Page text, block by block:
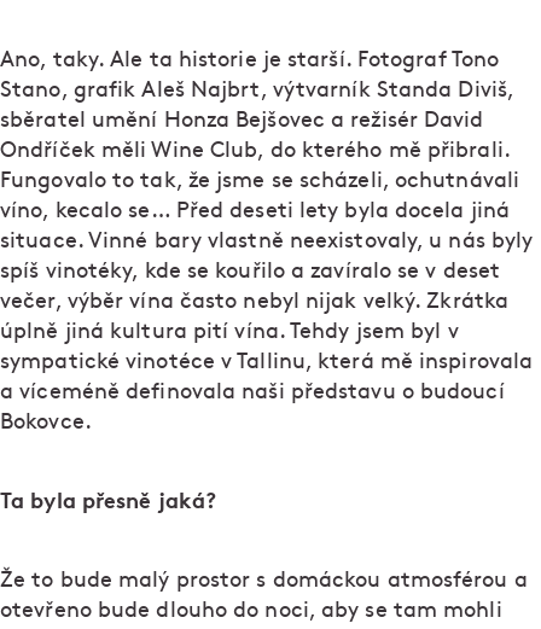
Ano, taky. Ale ta historie je starší. Fotograf Tono
Stano, grafik Aleš Najbrt, výtvarník Standa Diviš,
sběratel umění Honza Bejšovec a režisér David
Ondříček měli Wine Club, do kterého mě přibrali.
Fungovalo to tak, že jsme se scházeli, ochutnávali
víno, kecalo se… Před deseti lety byla docela jiná
situace. Vinné bary vlastně neexistovaly, u nás byly
spíš vinotéky, kde se kouřilo a zavíralo se v deset
večer, výběr vína často nebyl nijak velký. Zkrátka
úplně jiná kultura pití vína. Tehdy jsem byl v
sympatické vinotéce v Tallinu, která mě inspirovala
a víceméně definovala naši představu o budoucí
Bokovce.
Ta byla přesně jaká?
Že to bude malý prostor s domáckou atmosférou a
otevřeno bude dlouho do noci, aby se tam mohli